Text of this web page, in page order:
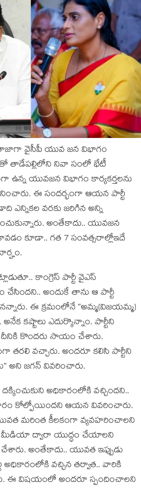
వైసీపీ యువ జ‌న విభాగం
తాడేప‌ల్లిలోని నివా సంలో భేటీ
ఉన్న యువ‌జ‌న విభాగం కార్య‌క‌ర్త‌ల‌ను
ఈ సంద‌ర్భంగా ఆయ‌న పార్టీ
ఎన్నిక‌ల వ‌ర‌కు జ‌రిగిన అన్ని
అంతేకాదు.. యువ‌జ‌న
కూడా.. గ‌త 7 సంవ‌త్స‌రాల్లోఇదే
కాంగ్రెస్ పార్టీ వైఎస్
అందుకే తాను ఆ పార్టీ
ఈ క్ర‌మంలోనే “అమ్మ‌(విజ‌య‌మ్మ‌)
క‌ష్టాలు ఎదుర్కొన్నాం. పార్టీని
దీనికి కొంద‌రు సాయం చేశారు.
త‌ర‌లి వ‌చ్చారు. అంద‌రూ క‌లిసి పార్టీని
అని జ‌గ‌న్ వివ‌రించారు.
అధికారంలోకి వ‌చ్చింద‌ని..
కోల్పోయిందని ఆయ‌న వివ‌రించారు.
మ‌రింత కీల‌కంగా వ్య‌వ‌హ‌రించాల‌ని
మీడియా ద్వారా యుద్ధం చేయాల‌ని
అంతేకాదు.. యువ‌త ఇప్పుడు
అధికారంలోకి వ‌చ్చిన త‌ర్వాత‌.. వారికి
ఈ విష‌యంలో అంద‌రూ స్పందించాల‌ని